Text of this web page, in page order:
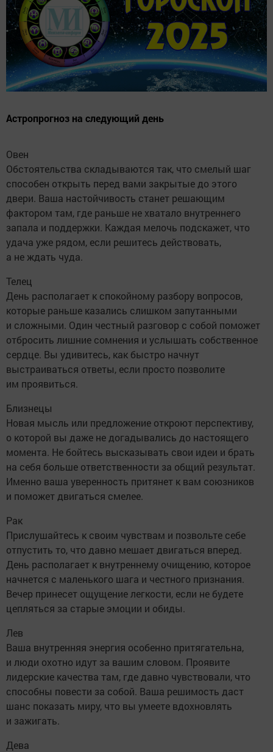
Астропрогноз на следующий день
Овен
Обстоятельства складываются так, что смелый шаг
способен открыть перед вами закрытые до этого
двери. Ваша настойчивость станет решающим
фактором там, где раньше не хватало внутреннего
запала и поддержки. Каждая мелочь подскажет, что
удача уже рядом, если решитесь действовать,
а не ждать чуда.
Телец
День располагает к спокойному разбору вопросов,
которые раньше казались слишком запутанными
и сложными. Один честный разговор с собой поможет
отбросить лишние сомнения и услышать собственное
сердце. Вы удивитесь, как быстро начнут
выстраиваться ответы, если просто позволите
им проявиться.
Близнецы
Новая мысль или предложение откроют перспективу,
о которой вы даже не догадывались до настоящего
момента. Не бойтесь высказывать свои идеи и брать
на себя больше ответственности за общий результат.
Именно ваша уверенность притянет к вам союзников
и поможет двигаться смелее.
Рак
Прислушайтесь к своим чувствам и позвольте себе
отпустить то, что давно мешает двигаться вперед.
День располагает к внутреннему очищению, которое
начнется с маленького шага и честного признания.
Вечер принесет ощущение легкости, если не будете
цепляться за старые эмоции и обиды.
Лев
Ваша внутренняя энергия особенно притягательна,
и люди охотно идут за вашим словом. Проявите
лидерские качества там, где давно чувствовали, что
способны повести за собой. Ваша решимость даст
шанс показать миру, что вы умеете вдохновлять
и зажигать.
Дева